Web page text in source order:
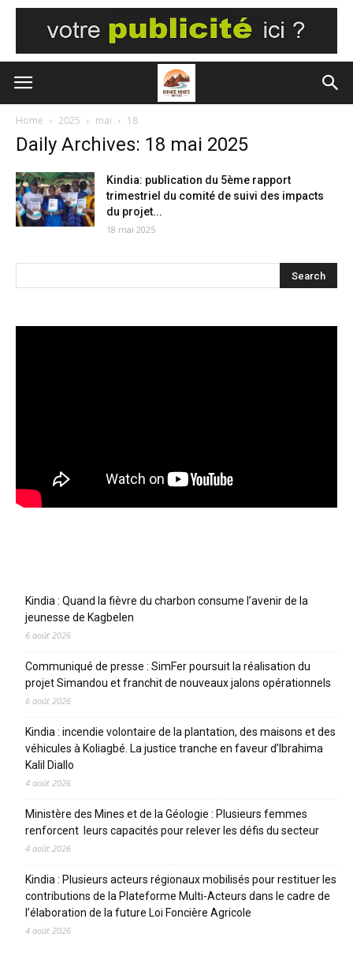
Home 2025 mai 18
Daily Archives: 18 mai 2025
Kindia: publication du 5ème rapport
trimestriel du comité de suivi des impacts
du projet...
18 mai 2025
Kindia : Quand la fièvre du charbon consume l’avenir de la
jeunesse de Kagbelen
6 août 2026
Communiqué de presse : SimFer poursuit la réalisation du
projet Simandou et franchit de nouveaux jalons opérationnels
6 août 2026
Kindia : incendie volontaire de la plantation, des maisons et des
véhicules à Koliagbé. La justice tranche en faveur d’Ibrahima
Kalil Diallo
4 août 2026
Ministère des Mines et de la Géologie : Plusieurs femmes
renforcent leurs capacités pour relever les défis du secteur
4 août 2026
Kindia : Plusieurs acteurs régionaux mobilisés pour restituer les
contributions de la Plateforme Multi-Acteurs dans le cadre de
l’élaboration de la future Loi Foncière Agricole
4 août 2026